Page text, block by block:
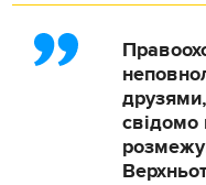
свідомо